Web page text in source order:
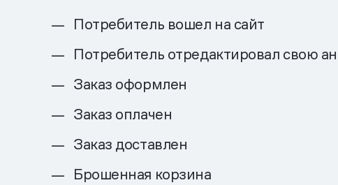
Потребитель вошел на сайт
Потребитель отредактировал свою
Заказ оформлен
Заказ оплачен
Заказ доставлен
Брошенная корзина